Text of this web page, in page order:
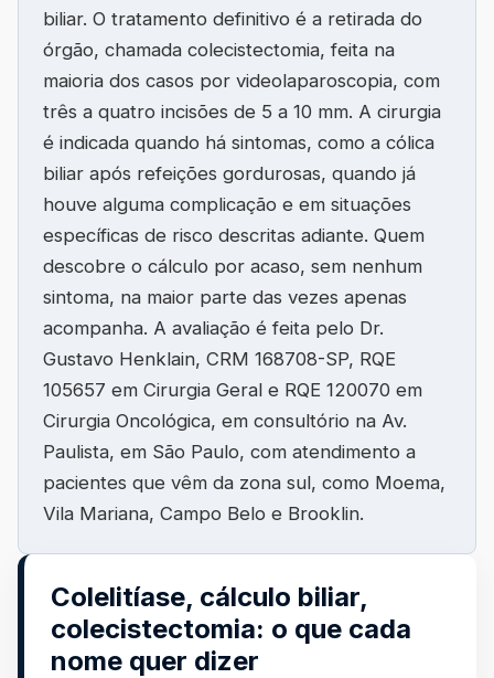
biliar. O tratamento definitivo é a retirada do
órgão, chamada colecistectomia, feita na
maioria dos casos por videolaparoscopia, com
três a quatro incisões de 5 a 10 mm. A cirurgia
é indicada quando há sintomas, como a cólica
biliar após refeições gordurosas, quando já
houve alguma complicação e em situações
específicas de risco descritas adiante. Quem
descobre o cálculo por acaso, sem nenhum
sintoma, na maior parte das vezes apenas
acompanha. A avaliação é feita pelo Dr.
Gustavo Henklain, CRM 168708-SP, RQE
105657 em Cirurgia Geral e RQE 120070 em
Cirurgia Oncológica, em consultório na Av.
Paulista, em São Paulo, com atendimento a
pacientes que vêm da zona sul, como Moema,
Vila Mariana, Campo Belo e Brooklin.
Colelitíase, cálculo biliar,
colecistectomia: o que cada
nome quer dizer